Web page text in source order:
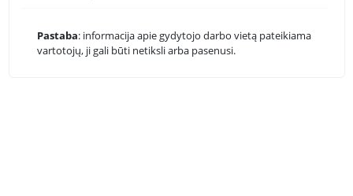
Pastaba: informacija apie gydytojo darbo vietą pateikiama
vartotojų, ji gali būti netiksli arba pasenusi.